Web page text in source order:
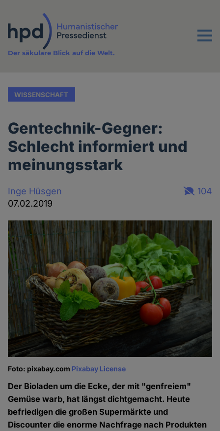
Inhalt
Menu
Der säkulare Blick auf die Welt.
WISSENSCHAFT
Gentechnik-Gegner:
Schlecht informiert und
meinungsstark
Inge Hüsgen
07.02.2019
104
Foto: pixabay.com Pixabay License
Der Bioladen um die Ecke, der mit "genfreiem"
Gemüse warb, hat längst dichtgemacht. Heute
befriedigen die großen Supermärkte und
Discounter die enorme Nachfrage nach Produkten